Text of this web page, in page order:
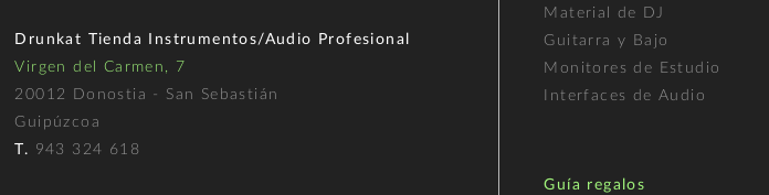
Drunkat Tienda Instrumentos/Audio Profesional
Virgen del Carmen, 7
20012 Donostia - San Sebastián
Guipúzcoa
T. 943 324 618
Material de DJ
Guitarra y Bajo
Monitores de Estudio
Interfaces de Audio
Guía regalos